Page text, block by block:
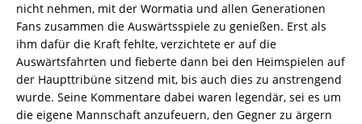
nicht nehmen, mit der Wormatia und allen Generationen
Fans zusammen die Auswärtsspiele zu genießen. Erst als
ihm dafür die Kraft fehlte, verzichtete er auf die
Auswärtsfahrten und fieberte dann bei den Heimspielen auf
der Haupttribüne sitzend mit, bis auch dies zu anstrengend
wurde. Seine Kommentare dabei waren legendär, sei es um
die eigene Mannschaft anzufeuern, den Gegner zu ärgern